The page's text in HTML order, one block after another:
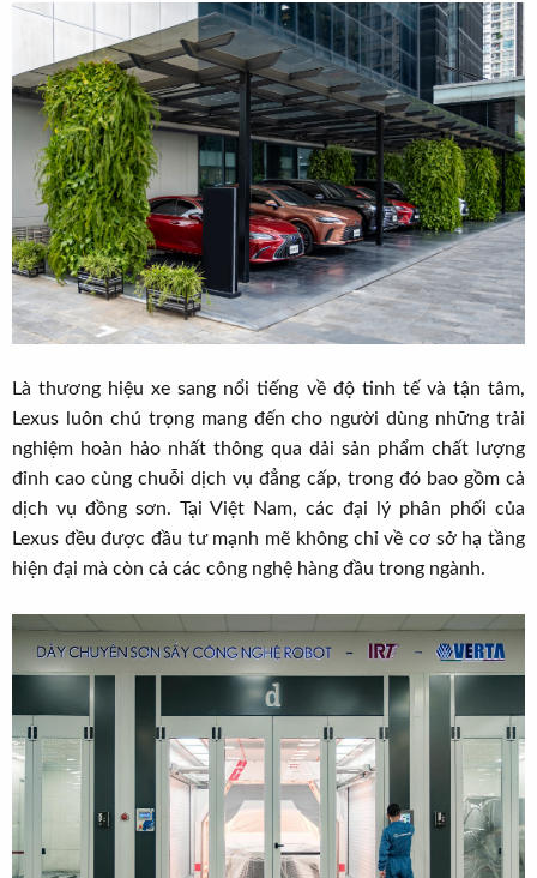
Là thương hiệu xe sang nổi tiếng về độ tinh tế và tận tâm,
Lexus luôn chú trọng mang đến cho người dùng những trải
nghiệm hoàn hảo nhất thông qua dải sản phẩm chất lượng
đỉnh cao cùng chuỗi dịch vụ đẳng cấp, trong đó bao gồm cả
dịch vụ đồng sơn. Tại Việt Nam, các đại lý phân phối của
Lexus đều được đầu tư mạnh mẽ không chỉ về cơ sở hạ tầng
hiện đại mà còn cả các công nghệ hàng đầu trong ngành.